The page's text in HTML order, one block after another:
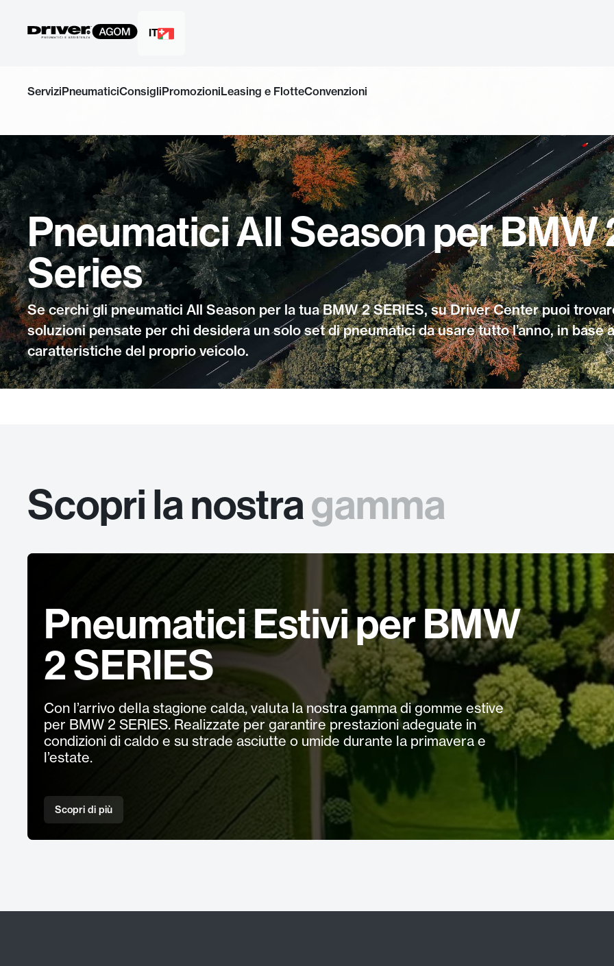
contenuto
IT
ServiziPneumaticiConsigliPromozioniLeasing e FlotteConvenzioni
Pneumatici All Season per BMW
Series
Se cerchi gli pneumatici All Season per la tua BMW 2 SERIES, su Driver Center puoi
soluzioni pensate per chi desidera un solo set di pneumatici da usare tutto l’anno, in base
caratteristiche del proprio veicolo.
Scopri la nostragamma
Pneumatici Estivi per BMW
2 SERIES
Con l’arrivo della stagione calda, valuta la nostra gamma di gomme estive
per BMW 2 SERIES. Realizzate per garantire prestazioni adeguate in
condizioni di caldo e su strade asciutte o umide durante la primavera e
l’estate.
Scopri di più